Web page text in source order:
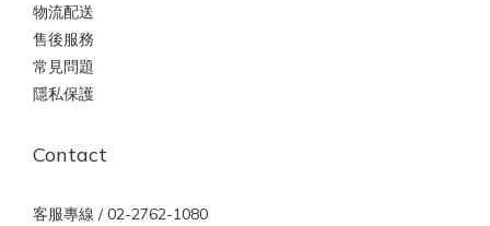
物流配送
售後服務
常見問題
隱私保護
Contact
客服專線 / 02-2762-1080